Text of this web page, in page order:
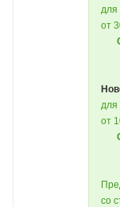
для
от
для
от
со